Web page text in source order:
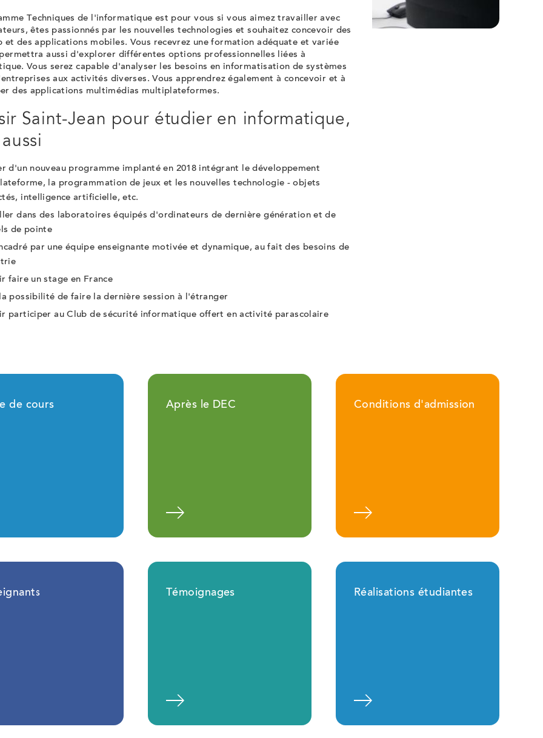
Techniques de l'informatique est pour vous si vous aimez travailler avec
êtes passionnés par les nouvelles technologies et souhaitez concevoir des
et des applications mobiles. Vous recevrez une formation adéquate et variée
aussi d'explorer différentes options professionnelles liées à
Vous serez capable d'analyser les besoins en informatisation de systèmes
aux activités diverses. Vous apprendrez également à concevoir et à
des applications multimédias multiplateformes.
Saint-Jean pour étudier en informatique,
d'un nouveau programme implanté en 2018 intégrant le développement
la programmation de jeux et les nouvelles technologie - objets
intelligence artificielle, etc.
dans des laboratoires équipés d'ordinateurs de dernière génération et de
de pointe
par une équipe enseignante motivée et dynamique, au fait des besoins de
faire un stage en France
possibilité de faire la dernière session à l'étranger
participer au Club de sécurité informatique offert en activité parascolaire
de cours Après le DEC Conditions d'admission
Témoignages Réalisations étudiantes